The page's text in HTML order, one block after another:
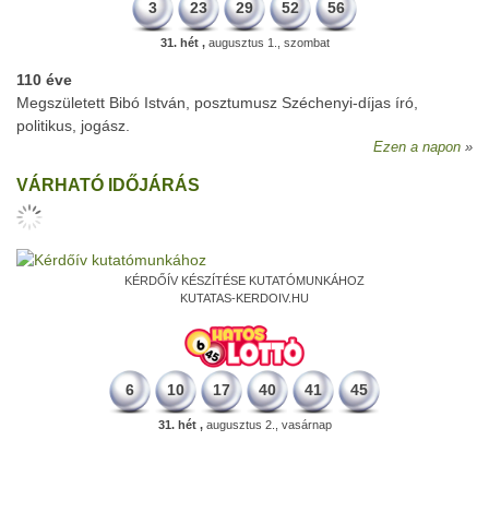
3 23 29 52 56
31. hét ,augusztus 1., szombat
110 éve
Megszületett Bibó István, posztumusz Széchenyi-díjas író,
politikus, jogász.
Ezen a napon
VÁRHATÓ IDŐJÁRÁS
KÉRDŐÍV KÉSZÍTÉSE KUTATÓMUNKÁHOZ
KUTATAS-KERDOIV.HU
6 10 17 40 41 45
31. hét ,augusztus 2., vasárnap